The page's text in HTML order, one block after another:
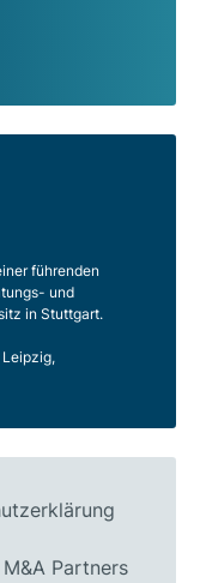
führenden
und
in Stuttgart.
Leipzig,
Partners